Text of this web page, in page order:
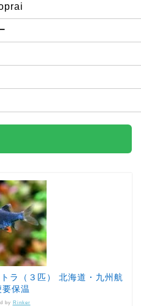
ラ（３匹） 北海道・九州航
要保温
by Rinker